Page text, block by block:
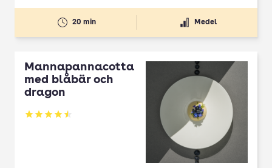
20 min Medel
Mannapannacotta
med blåbär och
dragon
Betyg: 4.5 av 5